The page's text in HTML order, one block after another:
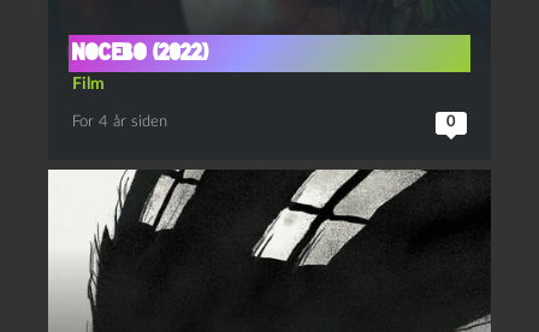
Nocebo (2022)
Film
For 4 år siden 0